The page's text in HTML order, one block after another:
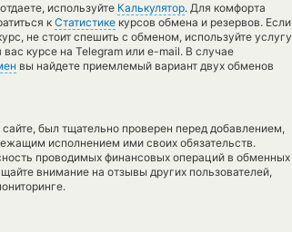
используйте Калькулятор. Для комфорта
к Статистике курсов обмена и резервов. Если
не стоит спешить с обменом, используйте услугу
курсе на Telegram или e-mail. В случае
вы найдете приемлемый вариант двух обменов
был тщательно проверен перед добавлением,
исполнением ими своих обязательств.
проводимых финансовых операций в обменных
внимание на отзывы других пользователей,